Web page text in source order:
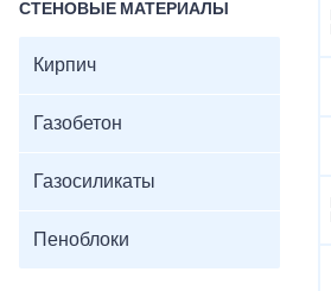
СТЕНОВЫЕ МАТЕРИАЛЫ
Кирпич
Газобетон
Газосиликаты
Пеноблоки